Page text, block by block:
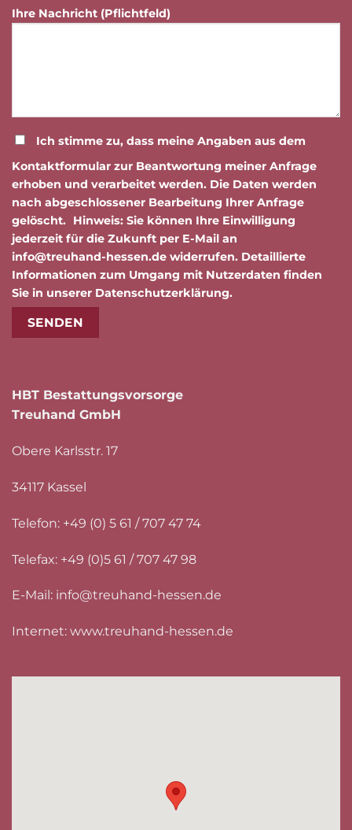
Ihre Nachricht (Pflichtfeld)
Ich stimme zu, dass meine Angaben aus dem
Kontaktformular zur Beantwortung meiner Anfrage
erhoben und verarbeitet werden. Die Daten werden
nach abgeschlossener Bearbeitung Ihrer Anfrage
gelöscht. Hinweis: Sie können Ihre Einwilligung
jederzeit für die Zukunft per E-Mail an
info@treuhand-hessen.de widerrufen. Detaillierte
Informationen zum Umgang mit Nutzerdaten finden
Sie in unserer Datenschutzerklärung.
HBT Bestattungsvorsorge
Treuhand GmbH
Obere Karlsstr. 17
34117 Kassel
Telefon: +49 (0) 5 61 / 707 47 74
Telefax: +49 (0)5 61 / 707 47 98
E-Mail: info@treuhand-hessen.de
Internet: www.treuhand-hessen.de